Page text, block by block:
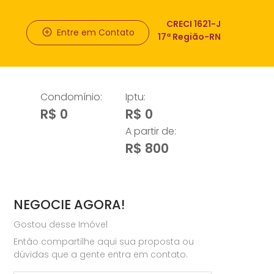
CRECI 1621-J
17ª Região-RN
Entre em Contato
Iptu:
R$ 0
Condomínio:
R$ 0
A partir de:
R$ 800
NEGOCIE AGORA!
Gostou desse Imóvel
Então compartilhe aqui sua proposta ou
dúvidas que a gente entra em contato.